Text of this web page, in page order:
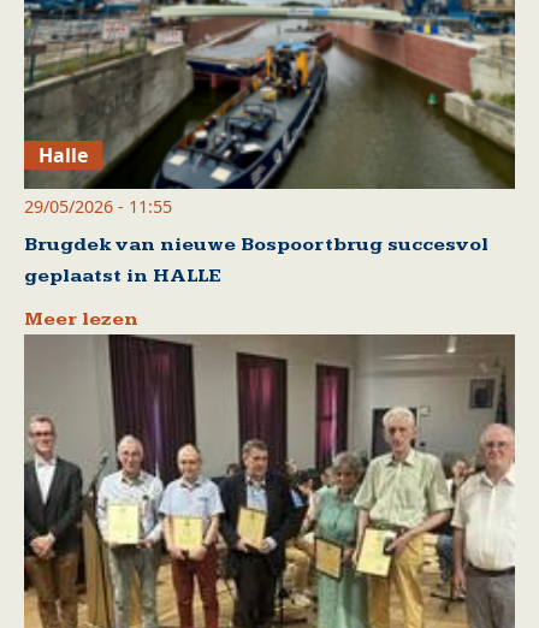
Halle
29/05/2026 - 11:55
Brugdek van nieuwe Bospoortbrug succesvol
geplaatst in HALLE
Meer lezen